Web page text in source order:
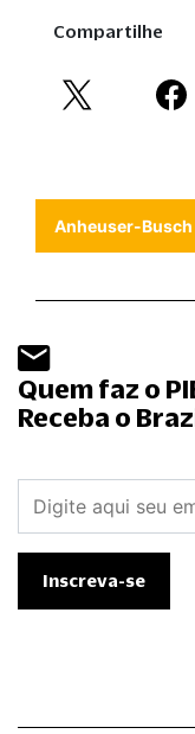
Compartilhe
Anheuser-Busch
Quem faz o
Receba o